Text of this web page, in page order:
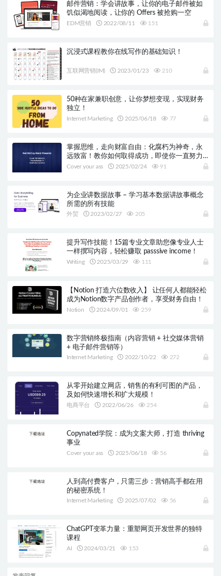
邮件营销：学会讲故事，让你的电子邮件被如
饥似渴地阅读，让你的 Offers 被抢购一空
EDM营销 2022/08/11 151
沉浸式课程教你在线写作的基础知识！
互联网营销(IM) 2023/01/23 210
50种在家兼职创意，让你梦想变现，实现财务
独立！
Internet Marketing 2025/06/18 77
掌握思维，走向财富自由：化腐朽为神奇，永
远致富！教你如何取得成功，即使你一直努力
却遇到困难
Cover your ass 2025/02/24 91
为企业讲数据故事 – 学习基本数据讲故事概念
所需的所有技能
外贸 2023/02/27 205
提升写作技能！15篇专业文章助您像专业人士
一样撰写内容，轻松赚取 passsive income！
Writing 2025/03/29 111
【Notion 打造六位数收入】 让任何人都能轻松
成为Notion数字产品创作者，享受财务自由！
Notion 2024/09/01 259
数字营销终极指南（内容营销 + 社交媒体营销
+ 电子邮件营销等）
Internet Marketing 2022/10/22 272
从零开始建立网店，销售的有利可图的产品，
及如何快速增长和扩大规模！
电商平台 2022/06/26 254
Copynated学院：成为文案大师，打造 thriving
事业
Cover your ass 2025/06/18 56
人到高付费客户，只需三步：营销高手都在用
的秘密系统！
Internet Marketing 2025/07/02 56
ChatGPT变革力量：重塑网页开发世界的独特
课程
AI 2024/03/21 153